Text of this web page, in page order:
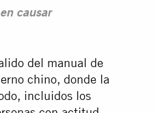
causar
del manual de
chino, donde la
incluidos los